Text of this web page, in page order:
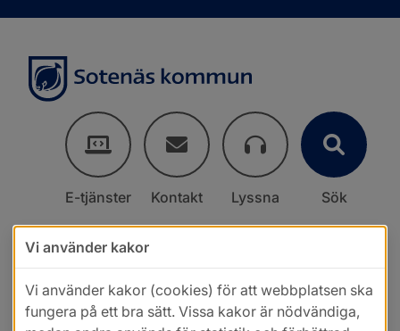
E-tjänster Kontakt Lyssna Sök
Vi använder kakor
Vi använder kakor (cookies) för att webbplatsen ska
fungera på ett bra sätt. Vissa kakor är nödvändiga,